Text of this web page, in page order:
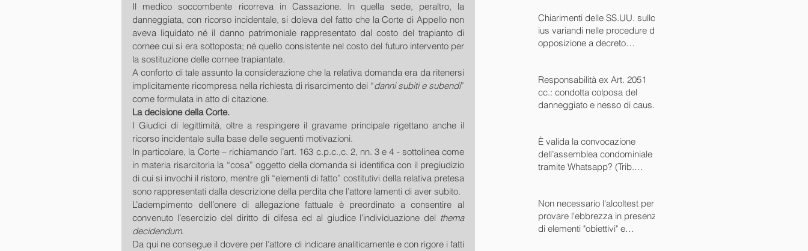
Il medico soccombente ricorreva in Cassazione. In quella sede, peraltro, la
danneggiata, con ricorso incidentale, si doleva del fatto che la Corte di Appello non
aveva liquidato né il danno patrimoniale rappresentato dal costo del trapianto di
cornee cui si era sottoposta; né quello consistente nel costo del futuro intervento per
la sostituzione delle cornee trapiantate.
A conforto di tale assunto la considerazione che la relativa domanda era da ritenersi
implicitamente ricompresa nella richiesta di risarcimento dei “danni subiti e subendi”
come formulata in atto di citazione.
La decisione della Corte.
I Giudici di legittimità, oltre a respingere il gravame principale rigettano anche il
ricorso incidentale sulla base delle seguenti motivazioni.
In particolare, la Corte – richiamando l’art. 163 c.p.c.,c. 2, nn. 3 e 4 - sottolinea come
in materia risarcitoria la “cosa” oggetto della domanda si identifica con il pregiudizio
di cui si invochi il ristoro, mentre gli “elementi di fatto” costitutivi della relativa pretesa
sono rappresentati dalla descrizione della perdita che l’attore lamenti di aver subito.
L’adempimento dell’onere di allegazione fattuale è preordinato a consentire al
convenuto l’esercizio del diritto di difesa ed al giudice l’individuazione del thema
decidendum.
Da qui ne consegue il dovere per l’attore di indicare analiticamente e con rigore i fatti
Chiarimenti delle SS.UU. sullo
ius variandi nelle procedure di
opposizione a decreto
Responsabilità ex Art. 2051
cc.: condotta colposa del
danneggiato e nesso di causa
È valida la convocazione
dell’assemblea condominiale
tramite Whatsapp? (Trib.
Non necessario l'alcoltest per
provare l'ebbrezza in presenza
di elementi "obiettivi" e